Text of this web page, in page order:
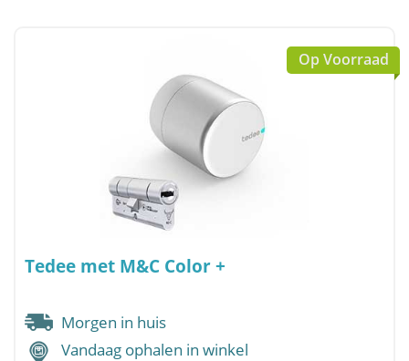
Op Voorraad
Tedee met M&C Color +
Morgen in huis
Vandaag ophalen in winkel